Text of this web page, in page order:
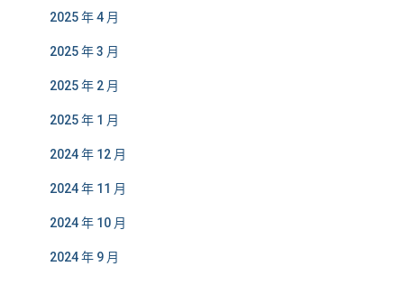
2025 年 4 月
2025 年 3 月
2025 年 2 月
2025 年 1 月
2024 年 12 月
2024 年 11 月
2024 年 10 月
2024 年 9 月